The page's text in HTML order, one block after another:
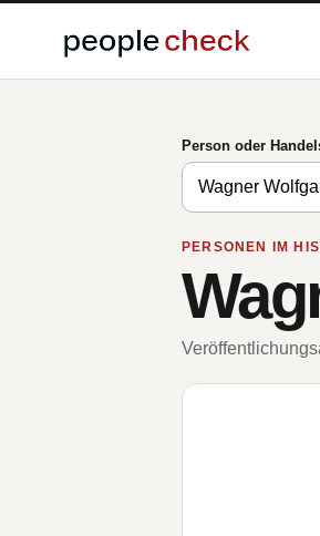
Person oder
PERSONEN IM